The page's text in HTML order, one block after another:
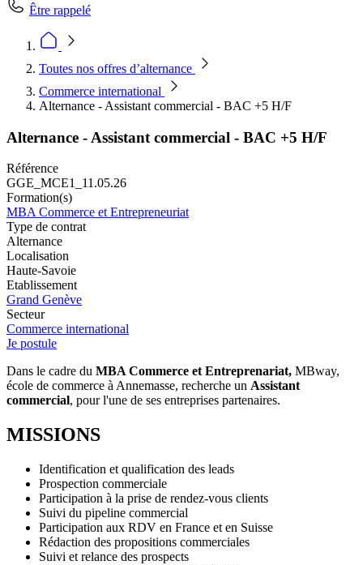
Être rappelé
Toutes nos offres d’alternance
Commerce international
Alternance - Assistant commercial - BAC +5 H/F
Alternance - Assistant commercial - BAC +5 H/F
Référence
GGE_MCE1_11.05.26
Formation(s)
MBA Commerce et Entrepreneuriat
Type de contrat
Alternance
Localisation
Haute-Savoie
Etablissement
Grand Genève
Secteur
Commerce international
Je postule
Dans le cadre du MBA Commerce et Entreprenariat, MBway,
école de commerce à Annemasse, recherche un Assistant
commercial, pour l'une de ses entreprises partenaires.
MISSIONS
Identification et qualification des leads
Prospection commerciale
Participation à la prise de rendez-vous clients
Suivi du pipeline commercial
Participation aux RDV en France et en Suisse
Rédaction des propositions commerciales
Suivi et relance des prospects